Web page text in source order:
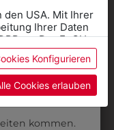
315010112
SAN
DUTY
€ 105,90
den USA. Mit Ihrer
Ihrer Daten
zu. Der EuGH
Datenschutz
US-Behörden
überwachen.
Konfigurieren
Cookies erlauben
der
auswählen.
buchen
kommen.